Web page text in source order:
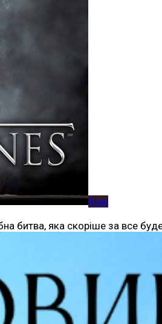
Кіно
битва, яка скоріше за все